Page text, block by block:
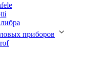
приборов